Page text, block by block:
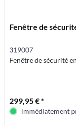
Fenêtre de
319007
Fenêtre de sécurité
299,95 € *
immédiatement